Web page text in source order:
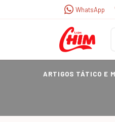
WhatsApp
ARTIGOS TÁTICO E